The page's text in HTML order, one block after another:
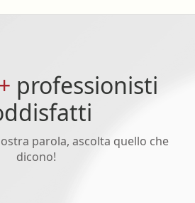
professionisti
parola, ascolta quello che
dicono!